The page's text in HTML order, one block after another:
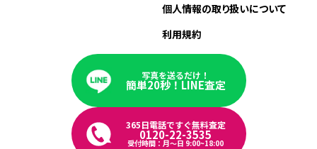
個人情報の取り扱いについて
利用規約
写真を送るだけ！
簡単20秒！LINE査定
365日電話ですぐ無料査定
0120-22-3535
受付時間：月〜日 9:00~18:00